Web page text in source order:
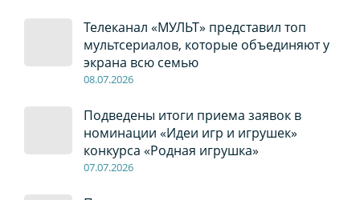
Телеканал «МУЛЬТ» представил топ
мультсериалов, которые объединяют у
экрана всю семью
08.07.2026
Подведены итоги приема заявок в
номинации «Идеи игр и игрушек»
конкурса «Родная игрушка»
07.07.2026